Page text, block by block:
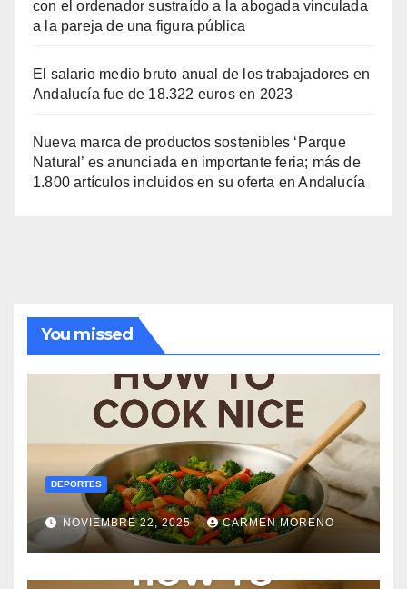
con el ordenador sustraído a la abogada vinculada
a la pareja de una figura pública
El salario medio bruto anual de los trabajadores en
Andalucía fue de 18.322 euros en 2023
Nueva marca de productos sostenibles ‘Parque
Natural’ es anunciada en importante feria; más de
1.800 artículos incluidos en su oferta en Andalucía
You missed
DEPORTES
NOVIEMBRE 22, 2025 CARMEN MORENO